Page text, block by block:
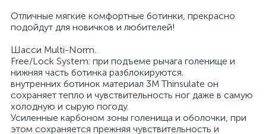
Отличные мягкие комфортные ботинки, прекрасно
подойдут для новичков и любителей!
Шасси Multi-Norm.
Free/Lock System: при подъеме рычага голенище и
нижняя часть ботинка разблокируются.
внутренних ботинок материал 3M Thinsulate он
сохраняет тепло и чувствительность ног даже в самую
холодную и сырую погоду.
Усиленные карбоном зоны голенища и оболочки, при
этом сохраняется прежняя чувствительность и